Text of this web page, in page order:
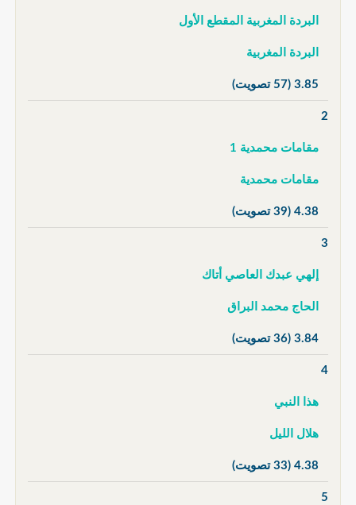
البردة المغربية المقطع الأول
البردة المغربية
3.85 (57 تصويت)
2
مقامات محمدية 1
مقامات محمدية
4.38 (39 تصويت)
3
إلهي عبدك العاصي أتاك
الحاج محمد البراق
3.84 (36 تصويت)
4
هذا النبي
هلال الليل
4.38 (33 تصويت)
5